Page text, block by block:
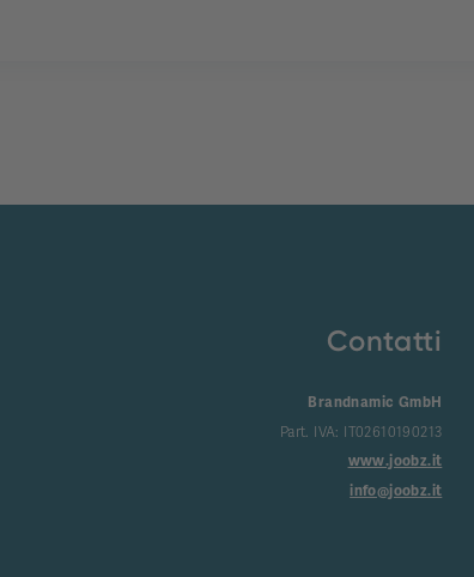
Contatti
Brandnamic GmbH
Part. IVA: IT02610190213
www.joobz.it
info@joobz.it